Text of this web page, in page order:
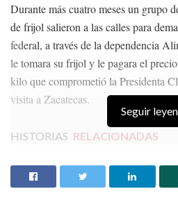
El recorridos inició en la Unidad
Universidad Autónoma de Zacatecas
bulevar metropolitano hasta llegar a
durante su recorrido los asistentes
automovilistas que transitaban por el
Rubén Hernández, líder de los
movilización es resultado de las
Policía Estatal Preventiva, Policía de
Reacción Inmediaeta (FRIZ).
Durante más cuatro meses un grupo
de frijol salieron a las calles para
federal, a través de la dependencia
le tomara su frijol y le pagara el
kilo que comprometió la Presidenta
visita a Zacatecas.
HISTORIAS RELACIONADAS
MINERÍA SIN APOYO
¿Puedo Conocer mi
Seguir